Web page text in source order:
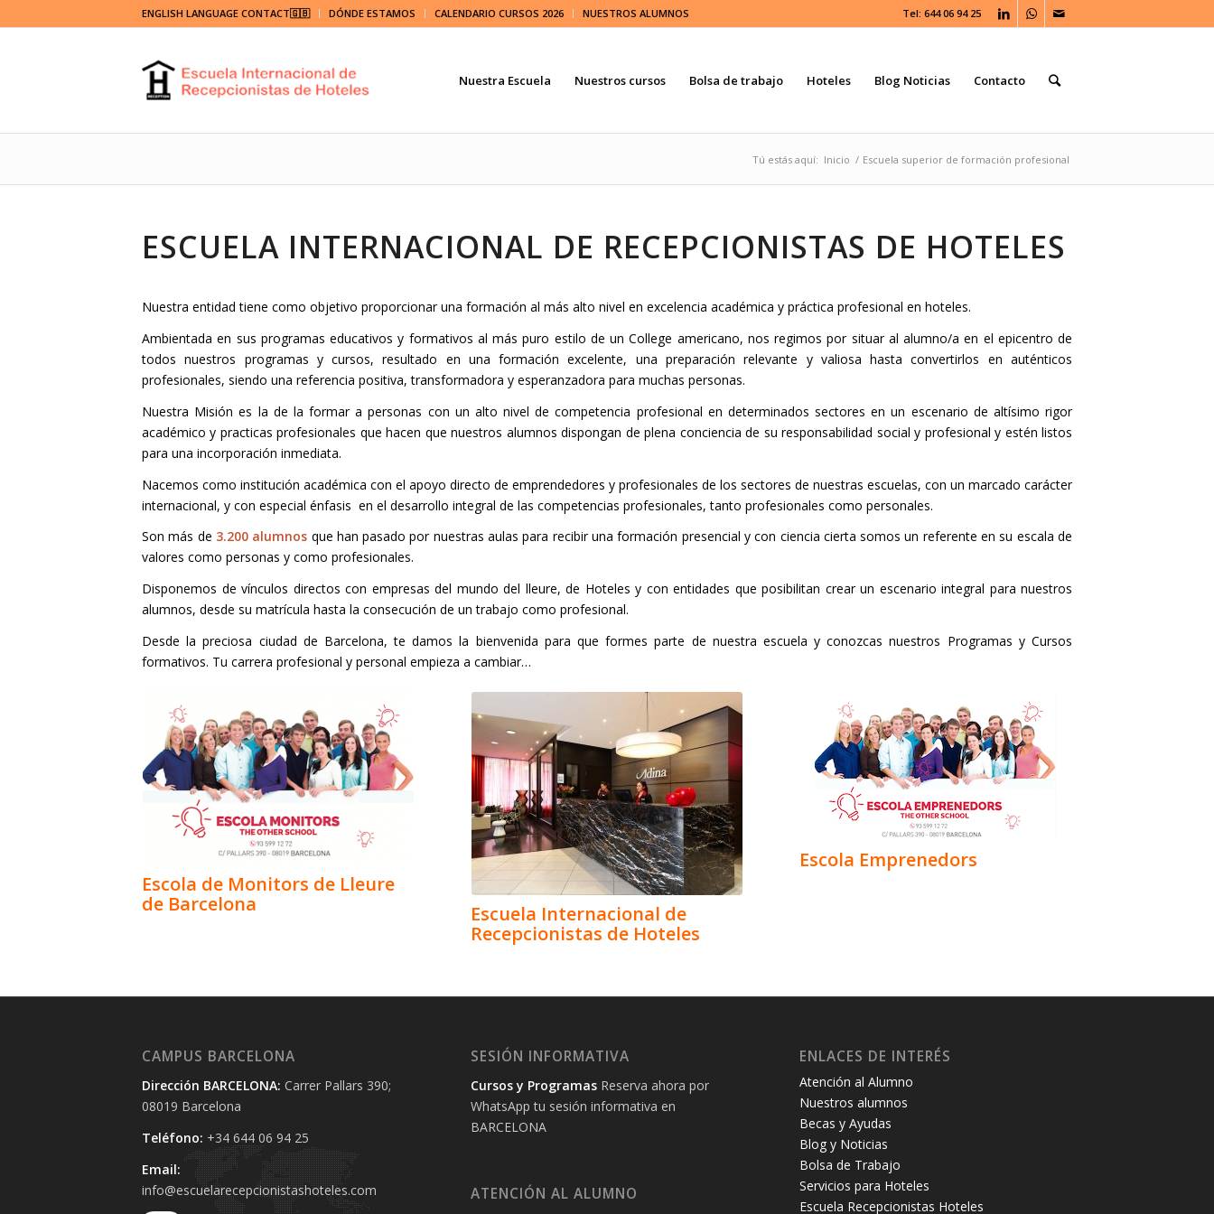
ENGLISH LANGUAGE CONTACT🇬🇧 DÓNDE ESTAMOS CALENDARIO CURSOS 2026 NUESTROS ALUMNOS Tel: 644 06 94 25
Nuestra Escuela Nuestros cursos Bolsa de trabajo Hoteles Blog Noticias Contacto
Tú estás aquí: Inicio / Escuela superior de formación profesional
ESCUELA INTERNACIONAL DE RECEPCIONISTAS DE HOTELES
Nuestra entidad tiene como objetivo proporcionar una formación al más alto nivel en excelencia académica y práctica profesional en hoteles.
Ambientada en sus programas educativos y formativos al más puro estilo de un College americano, nos regimos por situar al alumno/a en el epicentro de
todos nuestros programas y cursos, resultado en una formación excelente, una preparación relevante y valiosa hasta convertirlos en auténticos
profesionales, siendo una referencia positiva, transformadora y esperanzadora para muchas personas.
Nuestra Misión es la de la formar a personas con un alto nivel de competencia profesional en determinados sectores en un escenario de altísimo rigor
académico y practicas profesionales que hacen que nuestros alumnos dispongan de plena conciencia de su responsabilidad social y profesional y estén listos
para una incorporación inmediata.
Nacemos como institución académica con el apoyo directo de emprendedores y profesionales de los sectores de nuestras escuelas, con un marcado carácter
internacional, y con especial énfasis en el desarrollo integral de las competencias profesionales, tanto profesionales como personales.
Son más de 3.200 alumnos que han pasado por nuestras aulas para recibir una formación presencial y con ciencia cierta somos un referente en su escala de
valores como personas y como profesionales.
Disponemos de vínculos directos con empresas del mundo del lleure, de Hoteles y con entidades que posibilitan crear un escenario integral para nuestros
alumnos, desde su matrícula hasta la consecución de un trabajo como profesional.
Desde la preciosa ciudad de Barcelona, te damos la bienvenida para que formes parte de nuestra escuela y conozcas nuestros Programas y Cursos
formativos. Tu carrera profesional y personal empieza a cambiar…
Escola de Monitors de Lleure
de Barcelona
Escuela Internacional de
Recepcionistas de Hoteles
Escola Emprenedors
CAMPUS BARCELONA
Dirección BARCELONA: Carrer Pallars 390;
08019 Barcelona
Teléfono: +34 644 06 94 25‬
Email:
info@escuelarecepcionistashoteles.com
SESIÓN INFORMATIVA
Cursos y ProgramasReserva ahora por
WhatsApp tu sesión informativa en
BARCELONA
ATENCIÓN AL ALUMNO
ENLACES DE INTERÉS
Atención al Alumno
Nuestros alumnos
Becas y Ayudas
Blog y Noticias
Bolsa de Trabajo
Servicios para Hoteles
Escuela Recepcionistas Hoteles